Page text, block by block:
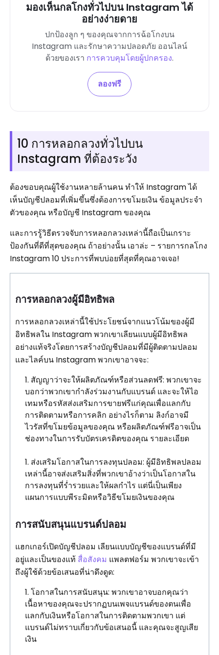
มองเห็นกลโกงทั่วไปบน Instagram ได้
อย่างง่ายดาย
ปกป้องลูก ๆ ของคุณจากการฉ้อโกงบน
Instagram และรักษาความปลอดภัย ออนไลน์
ด้วยของเรา การควบคุมโดยผู้ปกครอง.
ลองฟรี
10 การหลอกลวงทั่วไปบน
Instagram ที่ต้องระวัง
ต้องขอบคุณผู้ใช้งานหลายล้านคน ทำให้ Instagram ได้
เห็นบัญชีปลอมที่เพิ่มขึ้นซึ่งต้องการขโมยเงิน ข้อมูลประจำ
ตัวของคุณ หรือบัญชี Instagram ของคุณ
และการรู้วิธีตรวจจับการหลอกลวงเหล่านี้ถือเป็นเกราะ
ป้องกันที่ดีที่สุดของคุณ ถ้าอย่างนั้น เอาล่ะ – รายการกลโกง
Instagram 10 ประการที่พบบ่อยที่สุดที่คุณอาจเจอ!
การหลอกลวงผู้มีอิทธิพล
การหลอกลวงเหล่านี้ใช้ประโยชน์จากแนวโน้มของผู้มี
อิทธิพลใน Instagram พวกเขาเลียนแบบผู้มีอิทธิพล
อย่างแท้จริงโดยการสร้างบัญชีปลอมที่มีผู้ติดตามปลอม
และไลค์บน Instagram พวกเขาอาจจะ:
สัญญาว่าจะให้ผลิตภัณฑ์หรือส่วนลดฟรี: พวกเขาจะ
บอกว่าพวกเขากำลังร่วมงานกับแบรนด์ และจะให้ไอ
เทมหรือรหัสส่งเสริมการขายฟรีแก่คุณเพื่อแลกกับ
การติดตามหรือการคลิก อย่างไรก็ตาม ลิงก์อาจมี
ไวรัสที่ขโมยข้อมูลของคุณ หรือผลิตภัณฑ์ฟรีอาจเป็น
ช่องทางในการรับบัตรเครดิตของคุณ รายละเอียด
ส่งเสริมโอกาสในการลงทุนปลอม: ผู้มีอิทธิพลปลอม
เหล่านี้อาจส่งเสริมสิ่งที่พวกเขาอ้างว่าเป็นโอกาสใน
การลงทุนที่ร่ำรวยและให้ผลกำไร แต่นี่เป็นเพียง
แผนการแบบพีระมิดหรือวิธีขโมยเงินของคุณ
การสนับสนุนแบรนด์ปลอม
แฮกเกอร์เปิดบัญชีปลอม เลียนแบบบัญชีของแบรนด์ที่มี
อยู่และเป็นของแท้ สื่อสังคม แพลตฟอร์ม พวกเขาจะเข้า
ถึงผู้ใช้ด้วยข้อเสนอที่น่าดึงดูด:
โอกาสในการสนับสนุน: พวกเขาอาจบอกคุณว่า
เนื้อหาของคุณจะปรากฏบนเพจแบรนด์ของตนเพื่อ
แลกกับเงินหรือโอกาสในการติดตามพวกเขา แต่
แบรนด์ไม่ทราบเกี่ยวกับข้อเสนอนี้ และคุณจะสูญเสีย
เงิน